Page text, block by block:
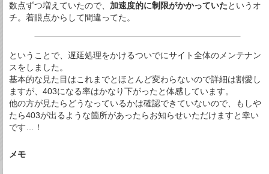
数点ずつ増えていたので、 加速度的に制限がかかっていた というオ
チ。着眼点からして間違ってた。
ということで、遅延処理をかけるついでにサイト全体のメンテナン
スをしました。
基本的な見た目はこれまでとほとんど変わらないので詳細は割愛し
ますが、403になる率はかなり下がったと体感しています。
他の方が見たらどうなっているかは確認できていないので、もしや
たら403が出るような箇所があったらお知らせいただけますと幸い
です…！
メモ